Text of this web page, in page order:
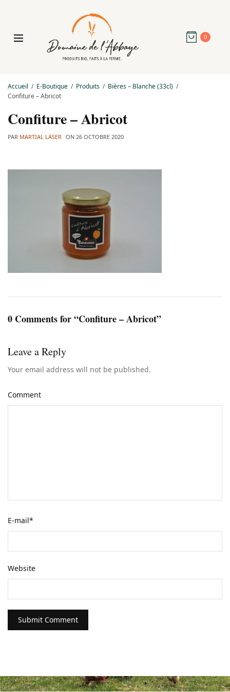
0
Accueil E-Boutique Produits
Bières – Blanche (33cl)
Confiture – Abricot
Confiture – Abricot
PAR MARTIAL LÄSER ON 26 OCTOBRE 2020
0 Comments for “Confiture – Abricot”
Leave a Reply
Your email address will not be published.
Comment
E-mail*
Website